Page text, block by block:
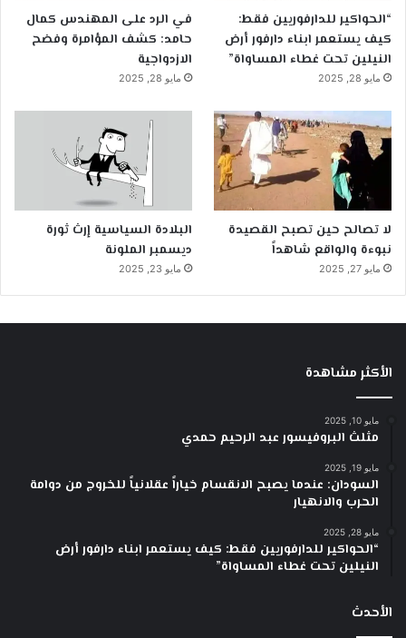
“الحواكير للدارفوريين فقط:
كيف يستعمر ابناء دارفور أرض
النيلين تحت غطاء المساواة”
مايو 28, 2025
في الرد على المهندس كمال
حامد: كشف المؤامرة وفضح
الازدواجية
مايو 28, 2025
لا تصالح حين تصبح القصيدة
نبوءة والواقع شاهداً
مايو 27, 2025
البلادة السياسية إرث ثورة
ديسمبر الملونة
مايو 23, 2025
الأكثر مشاهدة
مايو 10, 2025
مثلث البروفيسور عبد الرحيم حمدي
مايو 19, 2025
السودان: عندما يصبح الانقسام خياراً عقلانياً للخروج من دوامة
الحرب والانهيار
مايو 28, 2025
“الحواكير للدارفوريين فقط: كيف يستعمر ابناء دارفور أرض
النيلين تحت غطاء المساواة”
الأحدث